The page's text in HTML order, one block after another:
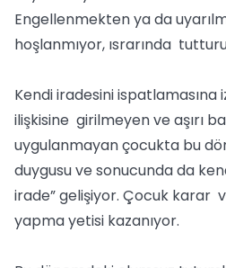
Engellenmekten ya da
hoşlanmıyor, ısrarında
Kendi iradesini ispatlamasına
ilişkisine girilmeyen ve aşırı
uygulanmayan çocukta bu
duygusu ve sonucunda da
irade” gelişiyor. Çocuk karar
yapma yetisi kazanıyor.